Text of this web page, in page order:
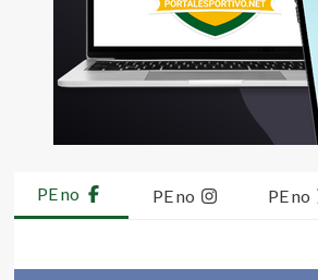
PE no PE no PE no